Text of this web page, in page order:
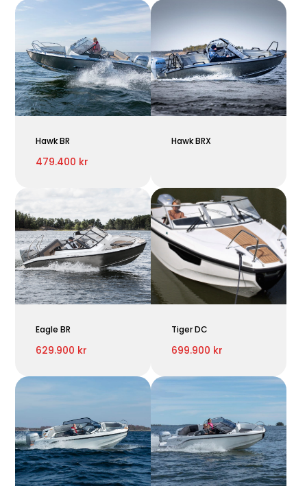
Hawk BR
479.400 kr
Hawk BRX
Eagle BR
629.900 kr
Tiger DC
699.900 kr